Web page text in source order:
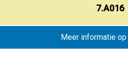
7.A016
Meer informatie op